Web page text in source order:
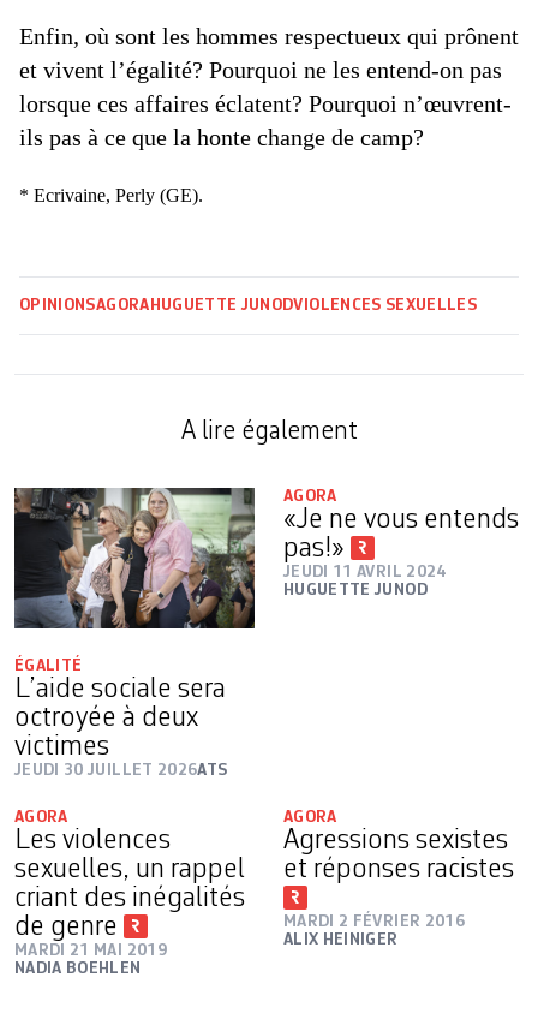
Enfin, où sont les hommes respectueux qui prônent
et vivent l’égalité? Pourquoi ne les entend-on pas
lorsque ces affaires éclatent? Pourquoi n’œuvrent-
ils pas à ce que la honte change de camp?
* Ecrivaine, Perly (GE).
OPINIONSAGORA HUGUETTE JUNODVIOLENCES SEXUELLES
A lire également
ÉGALITÉ
L’aide sociale sera
octroyée à deux
victimes
JEUDI 30 JUILLET 2026ATS
AGORA
«Je ne vous entends
pas!»
JEUDI 11 AVRIL 2024
HUGUETTE JUNOD
AGORA
Les violences
sexuelles, un rappel
criant des inégalités
de genre
MARDI 21 MAI 2019
NADIA BOEHLEN
AGORA
Agressions sexistes
et réponses racistes
MARDI 2 FÉVRIER 2016
ALIX HEINIGER